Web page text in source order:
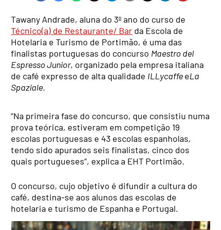
Tawany Andrade, aluna do 3º ano do curso de
Técnico(a) de Restaurante/ Bar da Escola de
Hotelaria e Turismo de Portimão, é uma das
finalistas portuguesas do concurso Maestro del
Espresso Junior, organizado pela empresa italiana
de café expresso de alta qualidade ILLycaffeeLa
Spaziale.
“Na primeira fase do concurso, que consistiu numa
prova teórica, estiveram em competição 19
escolas portuguesas e 43 escolas espanholas,
tendo sido apurados seis finalistas, cinco dos
quais portugueses”, explica a EHT Portimão.
O concurso, cujo objetivo é difundir a cultura do
café, destina-se aos alunos das escolas de
hotelaria e turismo de Espanha e Portugal.